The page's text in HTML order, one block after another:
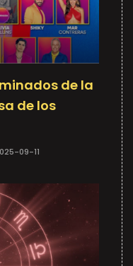
de la
de los
09-11